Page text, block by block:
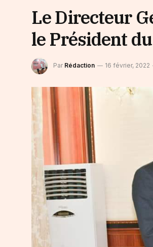
Le Directeur
le Président
Par Rédaction 16 février, 2022